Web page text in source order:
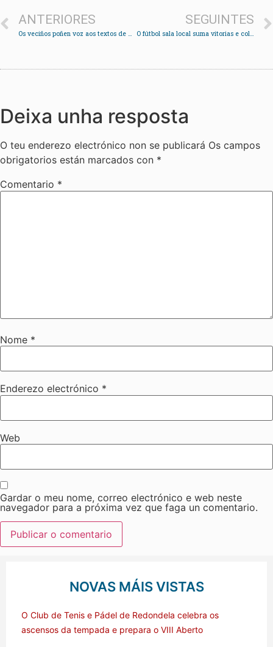
ANTERIORES
Os veciños poñen voz aos textos de Rosalía
SEGUINTES
O fútbol sala local suma vitorias e colle ánimos para enfrontarse aos mellores
Deixa unha resposta
O teu enderezo electrónico non se publicará Os campos
obrigatorios están marcados con *
Comentario *
Nome *
Enderezo electrónico *
Web
Gardar o meu nome, correo electrónico e web neste
navegador para a próxima vez que faga un comentario.
NOVAS MÁIS VISTAS
O Club de Tenis e Pádel de Redondela celebra os
ascensos da tempada e prepara o VIII Aberto